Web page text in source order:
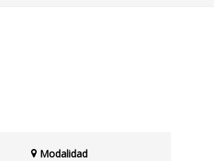
Modalidad